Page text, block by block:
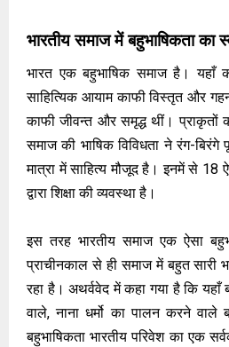
भारतीय समाज में बहुभाषिकता का
भारत एक बहुभाषिक समाज है। यहाँ
साहित्यिक आयाम काफी विस्तृत और
काफी जीवन्त और समृद्ध थीं।
समाज की भाषिक विविधता ने रंग-
मात्रा में साहित्य मौजूद है। इनमें से 18
द्वारा शिक्षा की व्यवस्था है।
इस तरह भारतीय समाज एक ऐसा
प्राचीनकाल से ही समाज में बहुत सारी
रहा है। अथर्ववेद में कहा गया है कि यहाँ
वाले, नाना धर्मो का पालन करने
बहुभाषिकता भारतीय परिवेश का एक